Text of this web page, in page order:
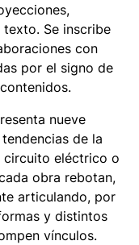
Se inscribe
con
por el signo de
nueve
de la
circuito eléctrico o
obra rebotan,
articulando, por
y distintos
vínculos.